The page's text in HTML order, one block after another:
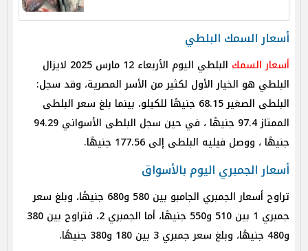
أسعار السمك البلطي
أسعار السمك
البلطي اليوم الأربعاء 12 مارس 2025 لايزال
البلطي هو الخيار الأول لكثير من الأسر المصرية، وقد سجل:
البلطى الصغير 68.15 جنيهًا للكيلو، بينما بلغ سعر البلطى
الممتاز 97.4 جنيهًا ، في حين سجل البلطى الأسواني 94.29
جنيهًا ، ووصل فيليه البلطى إلى 177.56 جنيهًا.
أسعار الجمبري اليوم بالأسواق
تراوح أسعار الجمبري الجامبو بين 580 و680 جنيهًا، وبلغ سعر
جمبري 1 بين 510 و550 جنيهًا، أما الجمبري 2، فتراوح بين 380
و480 جنيهًا، وبلغ سعر جمبري 3 بين 180 و380 جنيهًا.